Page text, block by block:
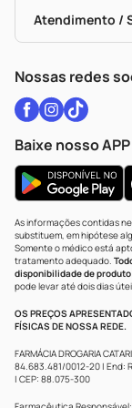
Políticas De
Vacinas
Certificado De
Portal Da
Atendimento /
WhatsApp (47)
Nossas redes
Baixe nosso APP
As informações contidas
substituem, em hipótese
Somente o médico está
tratamento adequado.
disponibilidade de
pode levar até dois dias
OS PREÇOS
FÍSICAS DE NOSSA REDE.
FARMÁCIA DROGARIA
84.683.481/0012-20 | End:
| CEP: 88.075-300